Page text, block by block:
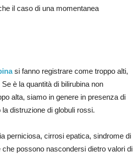
il caso di una momentanea
si fanno registrare come troppo alti,
è la quantità di bilirubina non
alta, siamo in genere in presenza di
distruzione di globuli rossi.
perniciosa, cirrosi epatica, sindrome di
possono nascondersi dietro valori di